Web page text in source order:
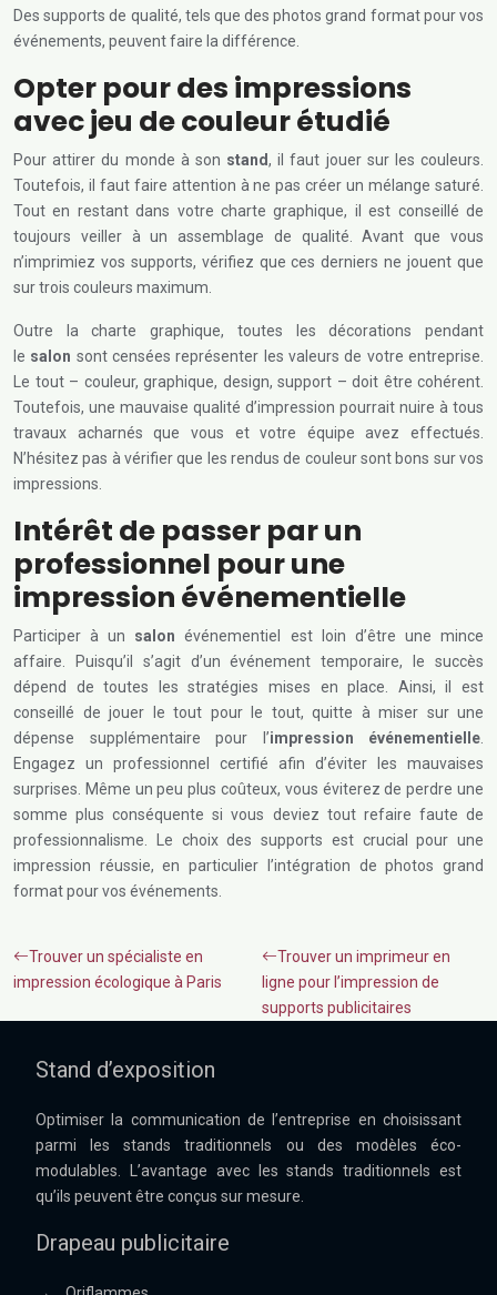
Des supports de qualité, tels que des photos grand format pour vos
événements, peuvent faire la différence.
Opter pour des impressions
avec jeu de couleur étudié
Pour attirer du monde à son stand, il faut jouer sur les couleurs.
Toutefois, il faut faire attention à ne pas créer un mélange saturé.
Tout en restant dans votre charte graphique, il est conseillé de
toujours veiller à un assemblage de qualité. Avant que vous
n’imprimiez vos supports, vérifiez que ces derniers ne jouent que
sur trois couleurs maximum.
Outre la charte graphique, toutes les décorations pendant
le salon sont censées représenter les valeurs de votre entreprise.
Le tout – couleur, graphique, design, support – doit être cohérent.
Toutefois, une mauvaise qualité d’impression pourrait nuire à tous
travaux acharnés que vous et votre équipe avez effectués.
N’hésitez pas à vérifier que les rendus de couleur sont bons sur vos
impressions.
Intérêt de passer par un
professionnel pour une
impression événementielle
Participer à un salon événementiel est loin d’être une mince
affaire. Puisqu’il s’agit d’un événement temporaire, le succès
dépend de toutes les stratégies mises en place. Ainsi, il est
conseillé de jouer le tout pour le tout, quitte à miser sur une
dépense supplémentaire pour l’impression événementielle
Engagez un professionnel certifié afin d’éviter les mauvaises
surprises. Même un peu plus coûteux, vous éviterez de perdre une
somme plus conséquente si vous deviez tout refaire faute de
professionnalisme. Le choix des supports est crucial pour une
impression réussie, en particulier l’intégration de photos grand
format pour vos événements.
Trouver un spécialiste en
impression écologique à Paris
Trouver un imprimeur en
ligne pour l’impression de
supports publicitaires
Stand d’exposition
Optimiser la communication de l’entreprise en choisissant
parmi les stands traditionnels ou des modèles éco-
modulables. L’avantage avec les stands traditionnels est
qu’ils peuvent être conçus sur mesure.
Drapeau publicitaire